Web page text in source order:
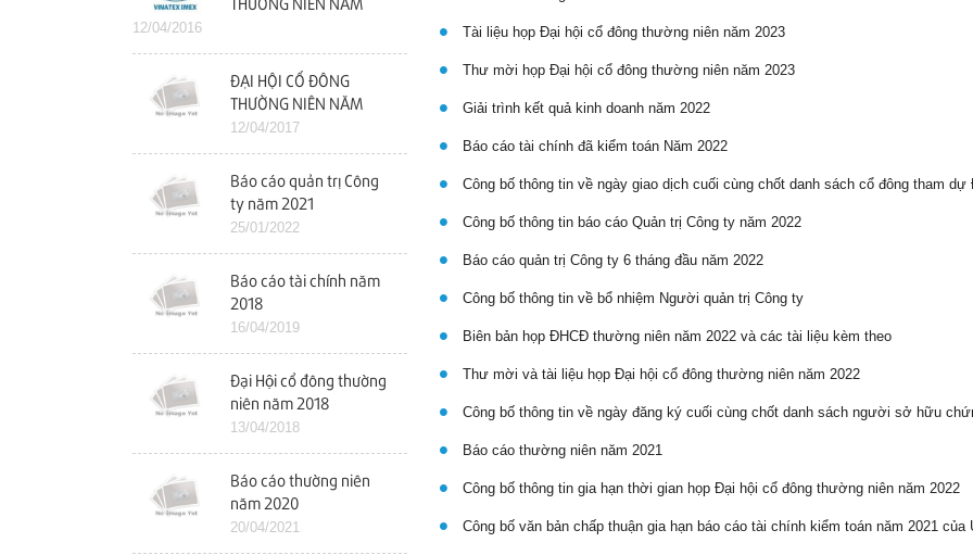
THƯỜNG NIÊN NĂM
12/04/2016
ĐẠI HỘI CỔ ĐÔNG
THƯỜNG NIÊN NĂM
2017
12/04/2017
Báo cáo quản trị Công
ty năm 2021
25/01/2022
Báo cáo tài chính năm
2018
16/04/2019
Đại Hội cổ đông thường
niên năm 2018
13/04/2018
Báo cáo thường niên
năm 2020
20/04/2021
Tài liệu họp Đại hội cổ đông thường niên năm 2023
Thư mời họp Đại hội cổ đông thường niên năm 2023
Giải trình kết quả kinh doanh năm 2022
Báo cáo tài chính đã kiểm toán Năm 2022
Công bố thông tin về ngày giao dịch cuối cùng chốt danh sách cổ đông tham dự
Công bố thông tin báo cáo Quản trị Công ty năm 2022
Báo cáo quản trị Công ty 6 tháng đầu năm 2022
Công bố thông tin về bổ nhiệm Người quản trị Công ty
Biên bản họp ĐHCĐ thường niên năm 2022 và các tài liệu kèm theo
Thư mời và tài liệu họp Đại hội cổ đông thường niên năm 2022
Công bố thông tin về ngày đăng ký cuối cùng chốt danh sách người sở hữu
Báo cáo thường niên năm 2021
Công bố thông tin gia hạn thời gian họp Đại hội cổ đông thường niên năm 2022
Công bố văn bản chấp thuận gia hạn báo cáo tài chính kiểm toán năm 2021